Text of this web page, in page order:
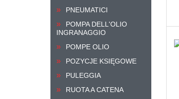
PNEUMATICI
POMPA DELL'OLIO
INGRANAGGIO
POMPE OLIO
POZYCJE KSIĘGOWE
PULEGGIA
RUOTA A CATENA